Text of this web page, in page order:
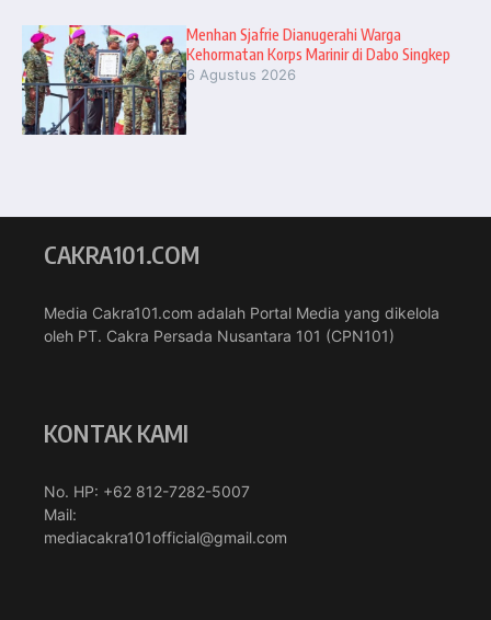
Menhan Sjafrie Dianugerahi Warga
Kehormatan Korps Marinir di Dabo Singkep
6 Agustus 2026
CAKRA101.COM
Media Cakra101.com adalah Portal Media yang dikelola
oleh PT. Cakra Persada Nusantara 101 (CPN101)
KONTAK KAMI
No. HP: +62 812-7282-5007
Mail:
mediacakra101official@gmail.com